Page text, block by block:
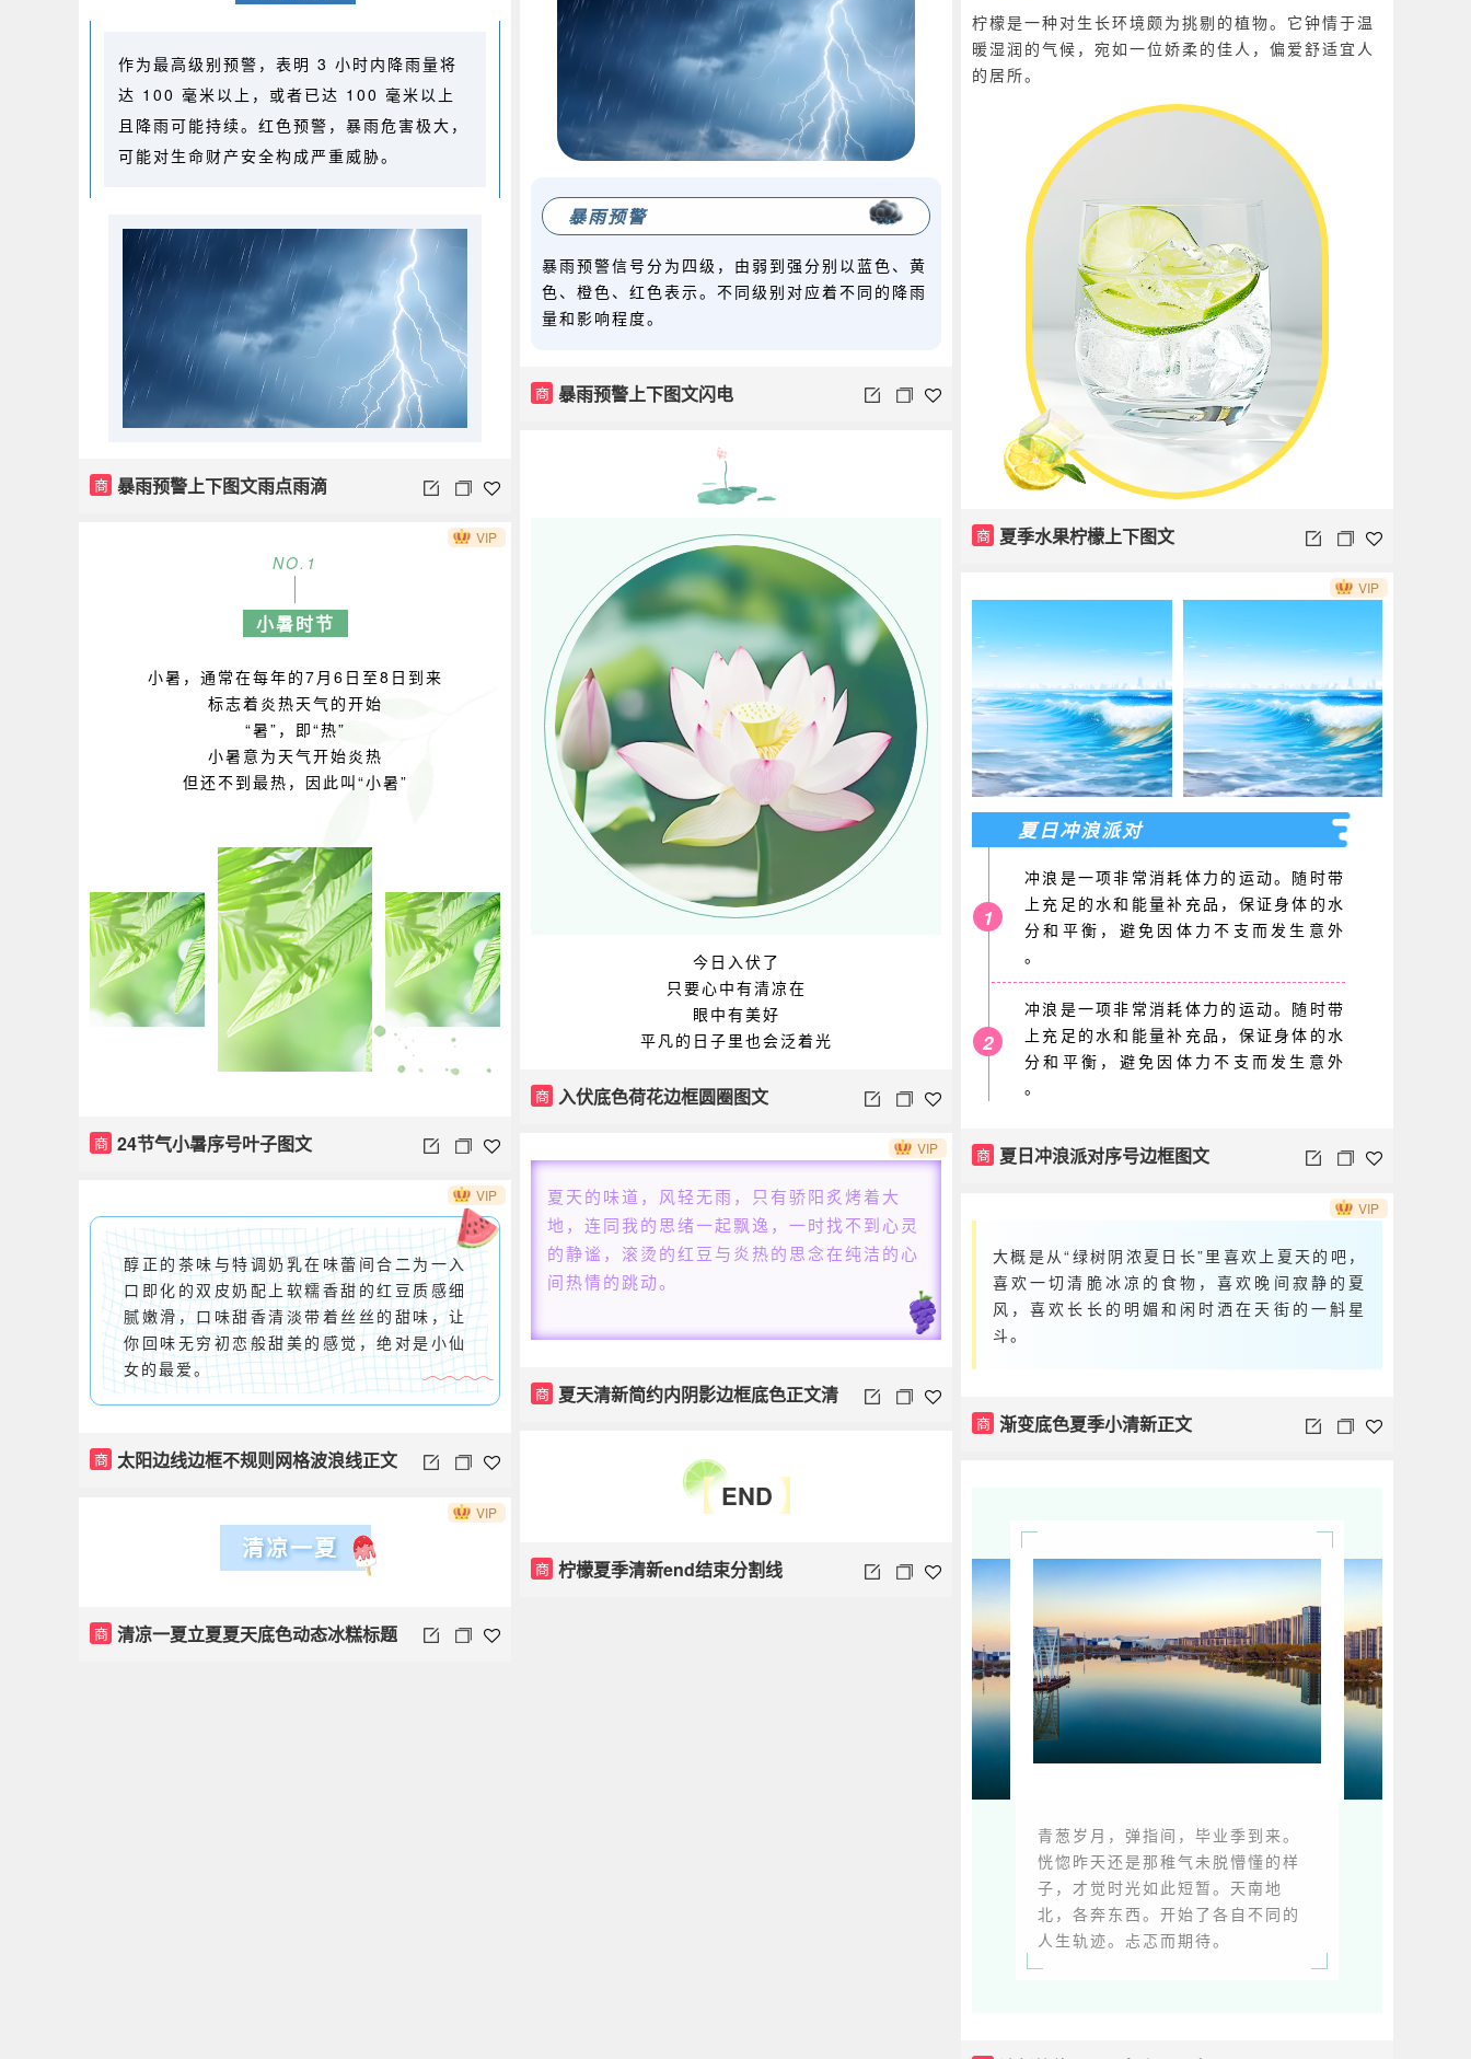
作为最高级别预警，表明 3 小时内降雨量将
达 100 毫米以上，或者已达 100 毫米以上
且降雨可能持续。红色预警，暴雨危害极大，
可能对生命财产安全构成严重威胁。
商 暴雨预警上下图文雨点雨滴
暴雨预警
暴雨预警信号分为四级，由弱到强分别以蓝色、黄
色、橙色、红色表示。不同级别对应着不同的降雨
量和影响程度。
商 暴雨预警上下图文闪电
柠檬是一种对生长环境颇为挑剔的植物。它钟情于温
暖湿润的气候，宛如一位娇柔的佳人，偏爱舒适宜人
的居所。
商 夏季水果柠檬上下图文
今日入伏了
只要心中有清凉在
眼中有美好
平凡的日子里也会泛着光
商 入伏底色荷花边框圆圈图文
NO. 1
小暑时节
小暑，通常在每年的7月6日至8日到来
标志着炎热天气的开始
“暑”，即“热”
小暑意为天气开始炎热
但还不到最热，因此叫“小暑”
商 24节气小暑序号叶子图文
VIP
夏日冲浪派对
1
冲浪是一项非常消耗体力的运动。随时带
上充足的水和能量补充品，保证身体的水
分和平衡，避免因体力不支而发生意外
。
2
冲浪是一项非常消耗体力的运动。随时带
上充足的水和能量补充品，保证身体的水
分和平衡，避免因体力不支而发生意外
。
商 夏日冲浪派对序号边框图文
VIP
夏天的味道，风轻无雨，只有骄阳炙烤着大
地，连同我的思绪一起飘逸，一时找不到心灵
的静谧，滚烫的红豆与炎热的思念在纯洁的心
间热情的跳动。
商 夏天清新简约内阴影边框底色正文清
VIP
醇正的茶味与特调奶乳在味蕾间合二为一入
口即化的双皮奶配上软糯香甜的红豆质感细
腻嫩滑，口味甜香清淡带着丝丝的甜味，让
你回味无穷初恋般甜美的感觉，绝对是小仙
女的最爱。
商 太阳边线边框不规则网格波浪线正文
VIP
大概是从“绿树阴浓夏日长”里喜欢上夏天的吧，
喜欢一切清脆冰凉的食物，喜欢晚间寂静的夏
风，喜欢长长的明媚和闲时洒在天街的一斛星
斗。
商 渐变底色夏季小清新正文
VIP
END
商 柠檬夏季清新end结束分割线
青葱岁月，弹指间，毕业季到来。
恍惚昨天还是那稚气未脱懵懂的样
子，才觉时光如此短暂。天南地
北，各奔东西。开始了各自不同的
人生轨迹。忐忑而期待。
清凉一夏
商 清凉一夏立夏夏天底色动态冰糕标题
VIP